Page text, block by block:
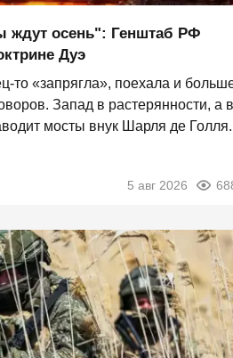
ждут осень": Генштаб РФ
Дуэ
то «запрягла», поехала и
Запад в растерянности, а в
мосты внук Шарля де Голля.
5 авг 2026